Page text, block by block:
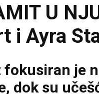
U
i Ayra
fokusiran je
dok su